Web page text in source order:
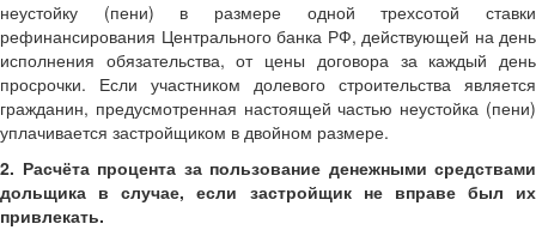
неустойку (пени) в размере одной трехсотой ставки
рефинансирования Центрального банка РФ, действующей на день
исполнения обязательства, от цены договора за каждый день
просрочки. Если участником долевого строительства является
гражданин, предусмотренная настоящей частью неустойка (пени)
уплачивается застройщиком в двойном размере.
2. Расчёта процента за пользование денежными средствами
дольщика в случае, если застройщик не вправе был их
привлекать.